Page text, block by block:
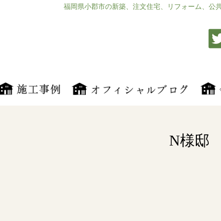
福岡県小郡市の新築、注文住宅、リフォーム、公
N様邸